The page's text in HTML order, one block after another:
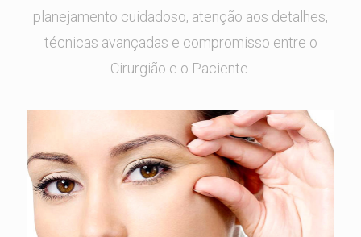
planejamento cuidadoso, atenção aos detalhes,
técnicas avançadas e compromisso entre o
Cirurgião e o Paciente.